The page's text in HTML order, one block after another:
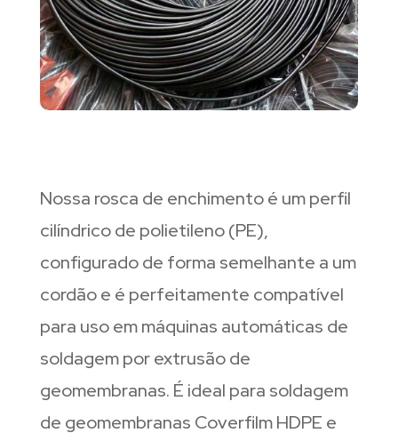
Nossa rosca de enchimento é um perfil
cilíndrico de polietileno (PE),
configurado de forma semelhante a um
cordão e é perfeitamente compatível
para uso em máquinas automáticas de
soldagem por extrusão de
geomembranas. É ideal para soldagem
de geomembranas Coverfilm HDPE e